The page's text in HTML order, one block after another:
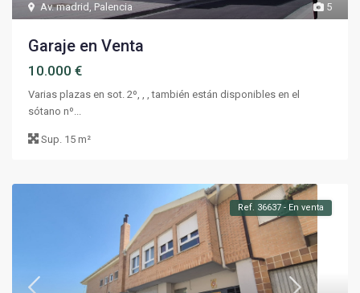
5
Av. madrid , Palencia
Garaje en Venta
10.000 €
Varias plazas en sot. 2º, , , también están disponibles en el
sótano nº...
Sup. 15 m²
Ref. 36637 - En venta